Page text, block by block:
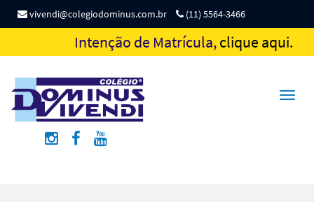
vivendi@colegiodominus.com.br (11) 5564-3466
Intenção de Matrícula,clique aqui.
Toggle